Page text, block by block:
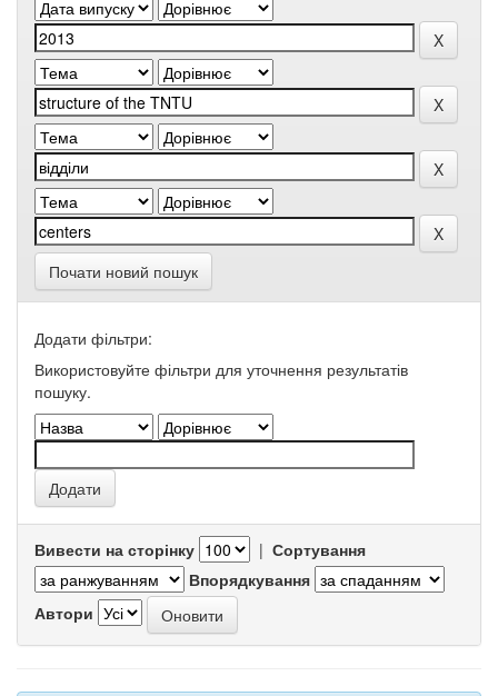
Почати новий пошук
Додати фільтри:
Використовуйте фільтри для уточнення результатів
пошуку.
Вивести на сторінку | Сортування
Впорядкування
Автори